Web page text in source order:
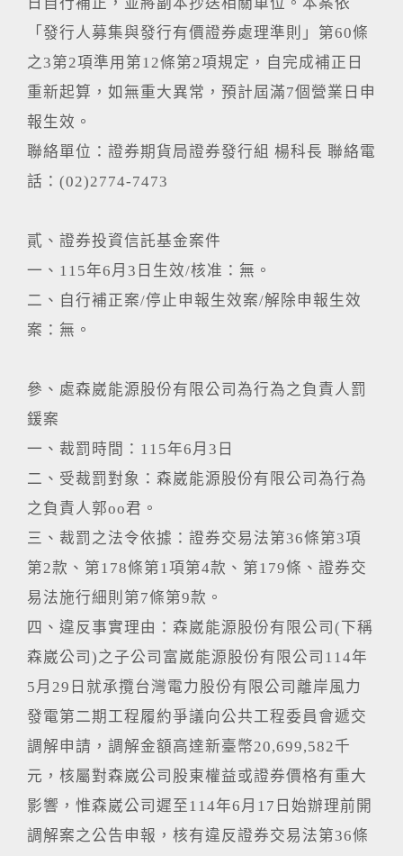
「發行人募集與發行有價證券處理準則」第60條
之3第2項準用第12條第2項規定，自完成補正日
重新起算，如無重大異常，預計屆滿7個營業日申
報生效。
聯絡單位：證券期貨局證券發行組 楊科長 聯絡電
話：(02)2774-7473
貳、證券投資信託基金案件
一、115年6月3日生效/核准：無。
二、自行補正案/停止申報生效案/解除申報生效
案：無。
參、處森崴能源股份有限公司為行為之負責人罰
鍰案
一、裁罰時間：115年6月3日
二、受裁罰對象：森崴能源股份有限公司為行為
之負責人郭oo君。
三、裁罰之法令依據：證券交易法第36條第3項
第2款、第178條第1項第4款、第179條、證券交
易法施行細則第7條第9款。
四、違反事實理由：森崴能源股份有限公司(下稱
森崴公司)之子公司富崴能源股份有限公司114年
5月29日就承攬台灣電力股份有限公司離岸風力
發電第二期工程履約爭議向公共工程委員會遞交
調解申請，調解金額高達新臺幣20,699,582千
元，核屬對森崴公司股東權益或證券價格有重大
影響，惟森崴公司遲至114年6月17日始辦理前開
調解案之公告申報，核有違反證券交易法第36條